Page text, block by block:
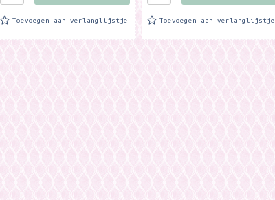
Toevoegen aan verlanglijstje Toevoegen aan verlanglijstje